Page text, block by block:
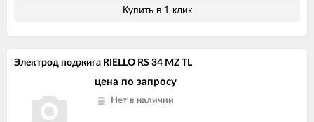
Купить в 1 клик
Электрод поджига RIELLO RS 34 MZ TL
цена по запросу
Нет в наличии